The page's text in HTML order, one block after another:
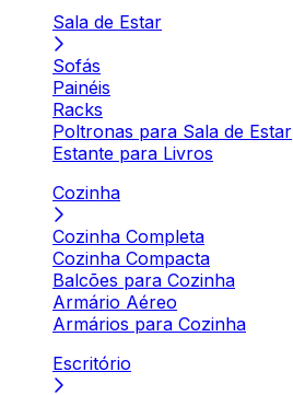
Sala de Estar
Sofás
Painéis
Racks
Poltronas para Sala de Estar
Estante para Livros
Cozinha
Cozinha Completa
Cozinha Compacta
Balcões para Cozinha
Armário Aéreo
Armários para Cozinha
Escritório